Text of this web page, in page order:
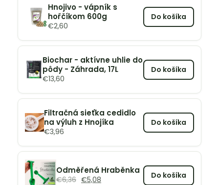
Hnojivo - vápník s
hořčíkom 600g
€2,60
Do košíka
Biochar - aktívne uhlie do
pôdy - Záhrada, 17L
€13,60
Do košíka
Filtračná sieťka cedidlo
na výluh z Hnojíka
€3,96
Do košíka
Odměřená Hraběnka
€6,36 €5,08 Do košíka